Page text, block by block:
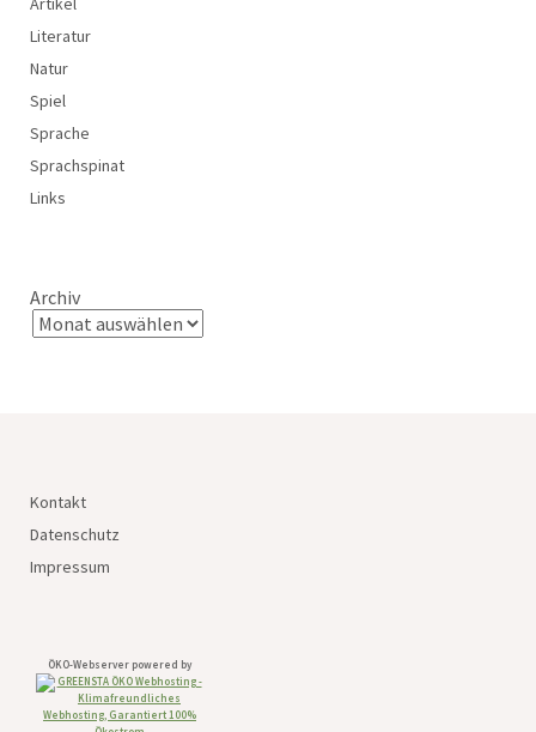
Literatur
Natur
Spiel
Sprache
Sprachspinat
Links
Archiv
Kontakt
Datenschutz
Impressum
ÖKO-Webserver powered by